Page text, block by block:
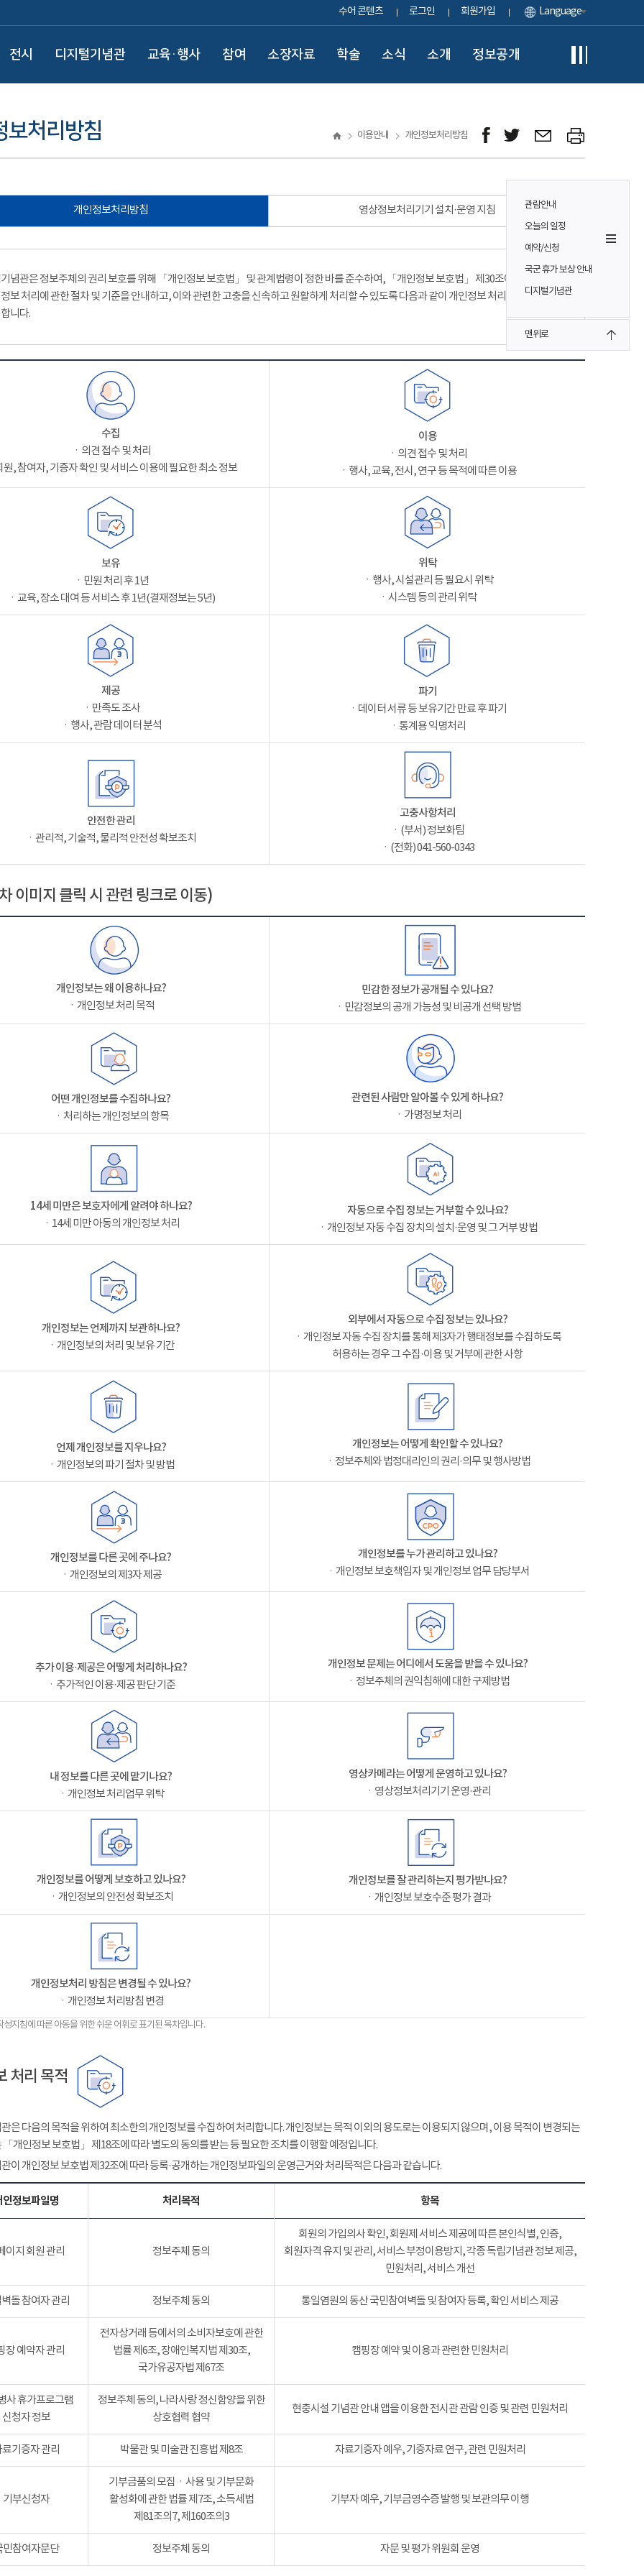
수어 콘텐츠 로그인 회원가입 Language
전시 디지털기념관 교육·행사 참여 소장자료 학술 소식 소개 정보공개
관람안내
오늘의 일정
예약/신청
국군 휴가 보상 안내
디지털기념관
맨위로
보처리방침 이용안내 개인정보처리방침
개인정보처리방침 영상정보처리기기 설치·운영 지침
념관은 정보주체의 권리 보호를 위해 「개인정보 보호법」 및 관계법령이 정한 바를 준수하여, 「개인정보 보호법」 제30조에 따라
보 처리에 관한 절차 및 기준을 안내하고, 이와 관련한 고충을 신속하고 원활하게 처리할 수 있도록 다음과 같이 개인정보 처리방침을
니다.
수집
ㆍ의견 접수 및 처리
원, 참여자, 기증자 확인 및 서비스 이용에 필요한 최소 정보
이용
ㆍ의견 접수 및 처리
ㆍ행사, 교육, 전시, 연구 등 목적에 따른 이용
보유
ㆍ민원 처리 후 1년
ㆍ교육, 장소 대여 등 서비스 후 1년(결재정보는 5년)
위탁
ㆍ행사, 시설관리 등 필요시 위탁
ㆍ시스템 등의 관리 위탁
제공
ㆍ만족도 조사
ㆍ행사, 관람 데이터 분석
파기
ㆍ데이터 서류 등 보유기간 만료 후 파기
ㆍ통계용 익명처리
안전한 관리
ㆍ관리적, 기술적, 물리적 안전성 확보조치
고충사항처리
ㆍ(부서) 정보화팀
ㆍ(전화) 041-560-0343
이미지 클릭 시 관련 링크로 이동)
개인정보는 왜 이용하나요?
ㆍ개인정보 처리 목적
민감한 정보가 공개될 수 있나요?
ㆍ민감정보의 공개 가능성 및 비공개 선택 방법
어떤 개인정보를 수집하나요?
ㆍ처리하는 개인정보의 항목
관련된 사람만 알아볼 수 있게 하나요?
ㆍ가명정보 처리
14세 미만은 보호자에게 알려야 하나요?
ㆍ14세 미만 아동의 개인정보 처리
자동으로 수집 정보는 거부할 수 있나요?
ㆍ개인정보 자동 수집 장치의 설치·운영 및 그 거부 방법
개인정보는 언제까지 보관하나요?
ㆍ개인정보의 처리 및 보유 기간
외부에서 자동으로 수집 정보는 있나요?
ㆍ개인정보 자동 수집 장치를 통해 제3자가 행태정보를 수집하도록
허용하는 경우 그 수집·이용 및 거부에 관한 사항
언제 개인정보를 지우나요?
ㆍ개인정보의 파기 절차 및 방법
개인정보는 어떻게 확인할 수 있나요?
ㆍ정보주체와 법정대리인의 권리·의무 및 행사방법
개인정보를 다른 곳에 주나요?
ㆍ개인정보의 제3자 제공
개인정보를 누가 관리하고 있나요?
ㆍ개인정보 보호책임자 및 개인정보 업무 담당부서
추가 이용·제공은 어떻게 처리하나요?
ㆍ추가적인 이용·제공 판단 기준
개인정보 문제는 어디에서 도움을 받을 수 있나요?
ㆍ정보주체의 권익침해에 대한 구제방법
내 정보를 다른 곳에 맡기나요?
ㆍ개인정보 처리업무 위탁
영상카메라는 어떻게 운영하고 있나요?
ㆍ영상정보처리기기 운영·관리
개인정보를 어떻게 보호하고 있나요?
ㆍ개인정보의 안전성 확보조치
개인정보를 잘 관리하는지 평가받나요?
ㆍ개인정보 보호수준 평가 결과
개인정보처리 방침은 변경될 수 있나요?
ㆍ개인정보 처리방침 변경
지침에 따른 아동을 위한 쉬운 어휘로 표기된 목차입니다.
처리 목적
은 다음의 목적을 위하여 최소한의 개인정보를 수집하여 처리합니다. 개인정보는 목적 이외의 용도로는 이용되지 않으며, 이용 목적이 변경되는
「개인정보 보호법」 제18조에 따라 별도의 동의를 받는 등 필요한 조치를 이행할 예정입니다.
이 개인정보 보호법 제32조에 따라 등록·공개하는 개인정보파일의 운영근거와 처리목적은 다음과 같습니다.
인정보파일명 처리목적 항목
이지 회원 관리 정보주체 동의
회원의 가입의사 확인, 회원제 서비스 제공에 따른 본인식별, 인증,
회원자격 유지 및 관리, 서비스 부정이용방지, 각종 독립기념관 정보 제공,
민원처리, 서비스 개선
돌 참여자 관리 정보주체 동의 통일염원의 동산 국민참여벽돌 및 참여자 등록, 확인 서비스 제공
장 예약자 관리
전자상거래 등에서의 소비자보호에 관한
법률 제6조, 장애인복지법 제30조,
국가유공자법 제67조
캠핑장 예약 및 이용과 관련한 민원처리
사 휴가프로그램
신청자 정보
정보주체 동의, 나라사랑 정신함양을 위한
상호협력 협약
현충시설 기념관 안내 앱을 이용한 전시관 관람 인증 및 관련 민원처리
기증자 관리 박물관 및 미술관 진흥법 제8조 자료기증자 예우, 기증자료 연구, 관련 민원처리
기부신청자
기부금품의 모집ㆍ사용 및 기부문화
활성화에 관한 법률 제7조, 소득세법
제81조의7, 제160조의3
기부자 예우, 기부금영수증 발행 및 보관의무 이행
민참여자문단 정보주체 동의 자문 및 평가 위원회 운영